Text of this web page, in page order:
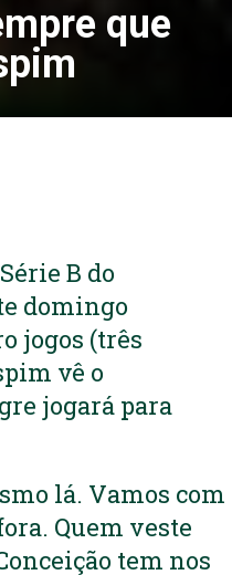
que
B do
domingo
jogos (três
vê o
jogará para
lá. Vamos com
Quem veste
tem nos